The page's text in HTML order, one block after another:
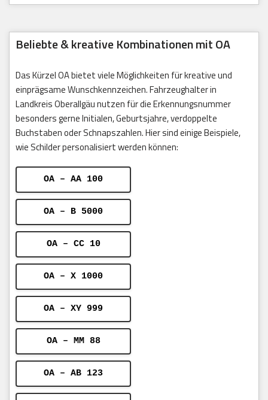
Beliebte & kreative Kombinationen mit OA
Das Kürzel OA bietet viele Möglichkeiten für kreative und
einprägsame Wunschkennzeichen. Fahrzeughalter in
Landkreis Oberallgäu nutzen für die Erkennungsnummer
besonders gerne Initialen, Geburtsjahre, verdoppelte
Buchstaben oder Schnapszahlen. Hier sind einige Beispiele,
wie Schilder personalisiert werden können:
OA – AA 100
OA – B 5000
OA – CC 10
OA – X 1000
OA – XY 999
OA – MM 88
OA – AB 123